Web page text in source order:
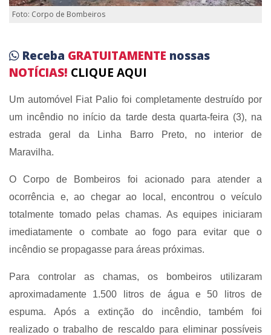
Foto: Corpo de Bombeiros
Receba GRATUITAMENTE nossas
NOTÍCIAS! CLIQUE AQUI
Um automóvel Fiat Palio foi completamente destruído por
um incêndio no início da tarde desta quarta-feira (3), na
estrada geral da Linha Barro Preto, no interior de
Maravilha.
O Corpo de Bombeiros foi acionado para atender a
ocorrência e, ao chegar ao local, encontrou o veículo
totalmente tomado pelas chamas. As equipes iniciaram
imediatamente o combate ao fogo para evitar que o
incêndio se propagasse para áreas próximas.
Para controlar as chamas, os bombeiros utilizaram
aproximadamente 1.500 litros de água e 50 litros de
espuma. Após a extinção do incêndio, também foi
realizado o trabalho de rescaldo para eliminar possíveis